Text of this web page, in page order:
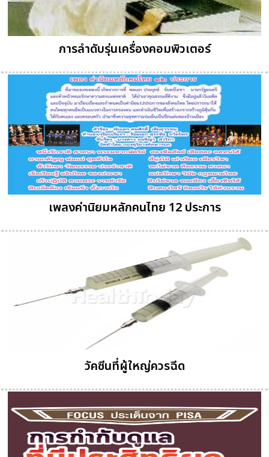
การลำดับรุ่นเครื่องคอมพิวเตอร์
เพลงค่านิยมหลักคนไทย 12 ประการ
วัคซีนที่ผู้ใหญ่ควรฉีด